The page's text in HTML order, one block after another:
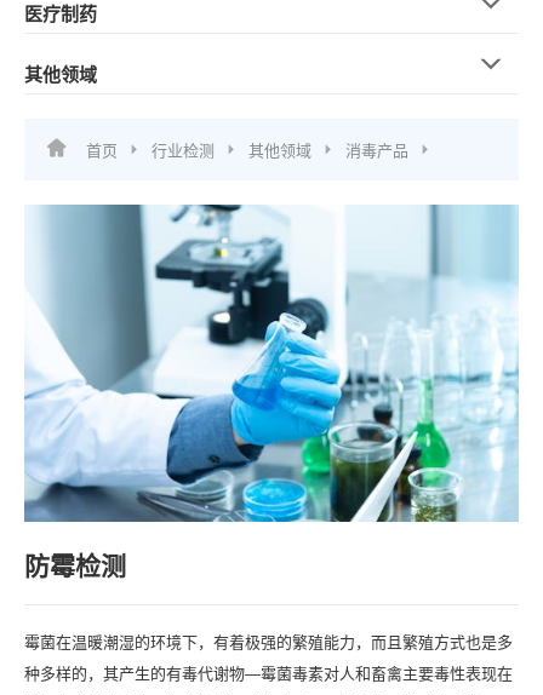
医疗制药
其他领域
首页 行业检测 其他领域 消毒产品
防霉检测
霉菌在温暖潮湿的环境下，有着极强的繁殖能力，而且繁殖方式也是多
种多样的，其产生的有毒代谢物—霉菌毒素对人和畜禽主要毒性表现在